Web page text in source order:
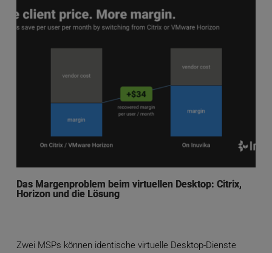
Das Margenproblem beim virtuellen Desktop: Citrix,
Horizon und die Lösung
Zwei MSPs können identische virtuelle Desktop-Dienste